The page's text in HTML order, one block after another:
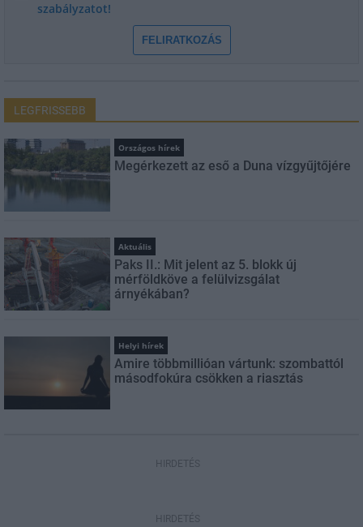
szabályzatot!
FELIRATKOZÁS
LEGFRISSEBB
Országos hírek
Megérkezett az eső a Duna vízgyűjtőjére
Aktuális
Paks II.: Mit jelent az 5. blokk új
mérföldköve a felülvizsgálat
árnyékában?
Helyi hírek
Amire többmillióan vártunk: szombattól
másodfokúra csökken a riasztás
HIRDETÉS
HIRDETÉS